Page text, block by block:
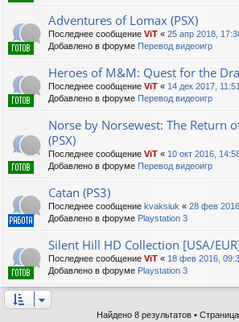
Adventures of Lomax (PSX)
Последнее сообщение ViT « 25 апр 2018,
Добавлено в форуме Перевод видеоигр
Heroes of M&M: Quest for the
Последнее сообщение ViT « 14 дек 2017, 11:51
Добавлено в форуме Перевод видеоигр
Norse by Norsewest: The Return
(PSX)
Последнее сообщение ViT « 10 окт 2016,
Добавлено в форуме Перевод видеоигр
Catan (PS3)
Последнее сообщение kvaksiuk « 28 фев
Добавлено в форуме Playstation 3
Silent Hill HD Collection [USA/
Последнее сообщение ViT « 18 фев 2016,
Добавлено в форуме Playstation 3
Найдено 8 результатов • Страница